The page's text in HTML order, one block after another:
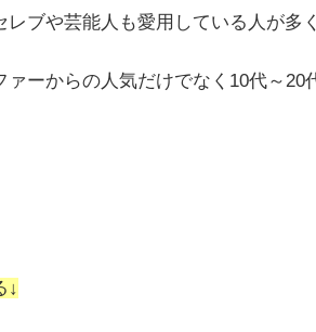
ブや芸能人も愛用している人が多
ーからの人気だけでなく10代～20
↓